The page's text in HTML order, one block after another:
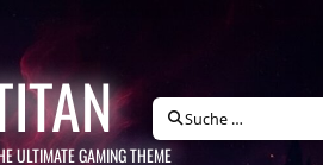
ULTIMATE GAMING THEME
Suche …